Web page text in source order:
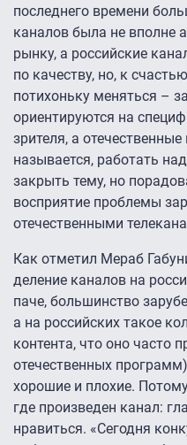
последнего времени
каналов была не вполне
рынку, а российские
по качеству, но, к
потихоньку меняться –
ориентируются на
зрителя, а
называется, работать
закрыть тему, но
восприятие проблемы
отечественными
Как отметил Мераб
деление каналов на
паче, большинство
а на российских такое
контента, что оно часто
отечественных
хорошие и плохие.
где произведен канал:
нравиться. «Сегодня